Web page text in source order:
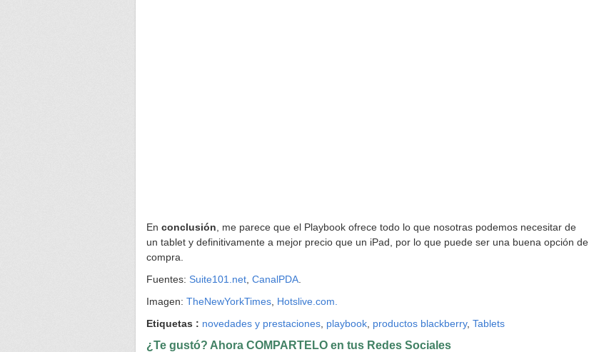
En conclusión , me parece que el Playbook ofrece todo lo que nosotras podemos necesitar de
un tablet y definitivamente a mejor precio que un iPad, por lo que puede ser una buena opción de
compra.
Fuentes: Suite101.net, CanalPDA.
Imagen: TheNewYorkTimes, Hotslive.com.
Etiquetas : novedades y prestaciones, playbook, productos blackberry, Tablets
¿Te gustó? Ahora COMPARTELO en tus Redes Sociales